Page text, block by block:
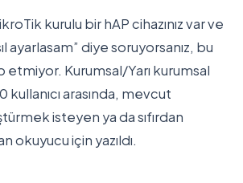
kurulu bir hAP cihazınız var ve
ayarlasam” diye soruyorsanız, bu
etmiyor. Kurumsal/Yarı kurumsal
kullanıcı arasında, mevcut
isteyen ya da sıfırdan
okuyucu için yazıldı.